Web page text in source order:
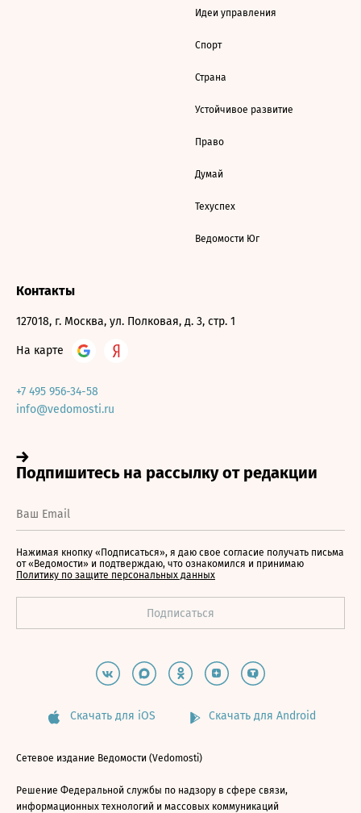
Идеи управления
Спорт
Страна
Устойчивое развитие
Право
Думай
Техуспех
Ведомости Юг
Контакты
127018, г. Москва, ул. Полковая, д. 3, стр. 1
На карте
+7 495 956-34-58
info@vedomosti.ru
Нажимая кнопку «Подписаться», я даю свое согласие получать письма
от «Ведомости» и подтверждаю, что ознакомился и принимаю
Политику по защите персональных данных
Скачать для iOS Скачать для Android
Сетевое издание Ведомости (Vedomosti)
Решение Федеральной службы по надзору в сфере связи,
информационных технологий и массовых коммуникаций